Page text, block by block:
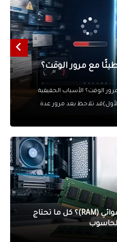
التطبيقات والبرامج
يوتيوب
أنظمة التشغيل
أنترنت
ويندوز | دليل شامل
التي تتعرض للاستهلاك مع
قد تلاحظ انخفاض مدة
ما هي ذاكرة الوصول العشوائي (RAM)؟ كل ما تحتاج